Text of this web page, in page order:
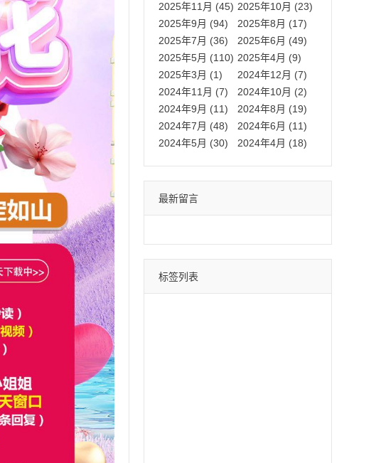
2025年11月 (45) 2025年10月 (23)
2025年9月 (94)
2025年8月 (17)
2025年7月 (36)
2025年6月 (49)
2025年5月 (110) 2025年4月 (9)
2025年3月 (1)
2024年12月 (7)
2024年11月 (7)
2024年10月 (2)
2024年9月 (11)
2024年8月 (19)
2024年7月 (48)
2024年6月 (11)
2024年5月 (30)
2024年4月 (18)
最新留言
标签列表